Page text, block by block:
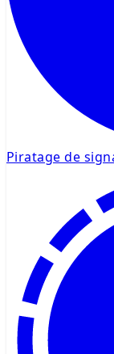
Piratage de